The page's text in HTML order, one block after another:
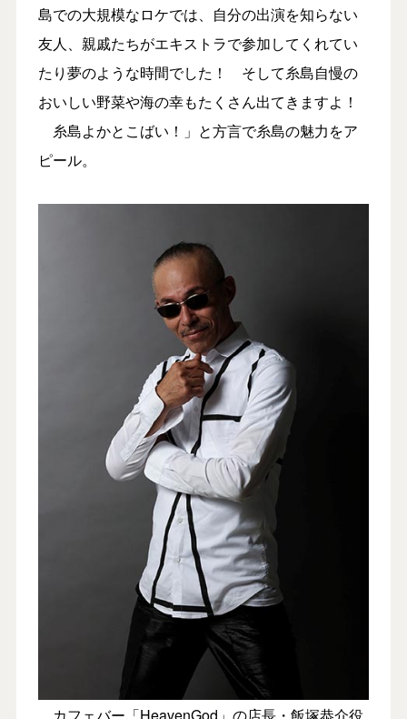
島での大規模なロケでは、自分の出演を知らない
友人、親戚たちがエキストラで参加してくれてい
たり夢のような時間でした！ そして糸島自慢の
おいしい野菜や海の幸もたくさん出てきますよ！
糸島よかとこばい！」と方言で糸島の魅力をア
ピール。
カフェバー「HeavenGod」の店長・飯塚恭介役